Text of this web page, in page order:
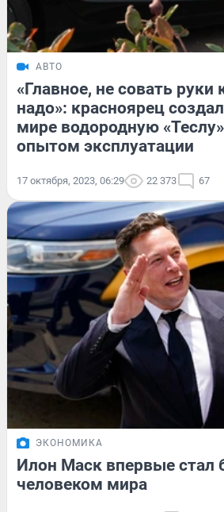
АВТО
«Главное, не совать руки
надо»: красноярец
мире водородную
опытом эксплуатации
17 октября, 2023, 06:29 22 373 67
ЭКОНОМИКА
Илон Маск впервые стал
человеком мира